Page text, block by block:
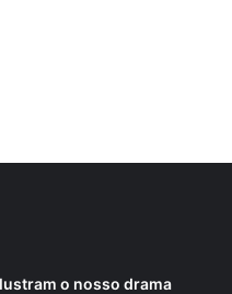
o nosso drama